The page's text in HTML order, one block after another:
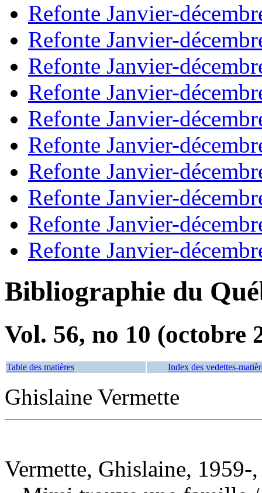
Refonte Janvier-
Refonte Janvier-
Refonte Janvier-
Refonte Janvier-
Refonte Janvier-
Refonte Janvier-
Refonte Janvier-
Refonte Janvier-
Refonte Janvier-
Refonte Janvier-
Bibliographie du
Vol. 56, no 10 (octobre
Table des matières Index des vedettes-
Ghislaine Vermette
Vermette, Ghislaine, 1959-